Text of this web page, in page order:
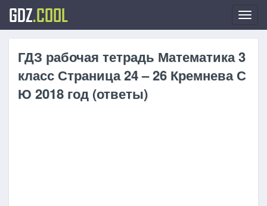
GDZ.COOL
ГДЗ рабочая тетрадь Математика 3
класс Страница 24 – 26 Кремнева С
Ю 2018 год (ответы)